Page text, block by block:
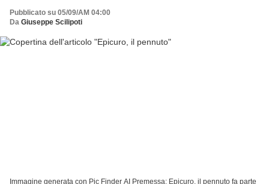
Pubblicato su 05/09/AM 04:00
Da Giuseppe Scilipoti
Immagine generata con Pic Finder AI Premessa: Epicuro, il pennuto fa parte